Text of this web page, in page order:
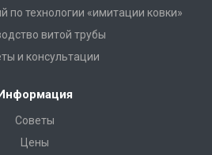
по технологии «имитации ковки»
витой трубы
и консультации
Информация
Советы
Цены